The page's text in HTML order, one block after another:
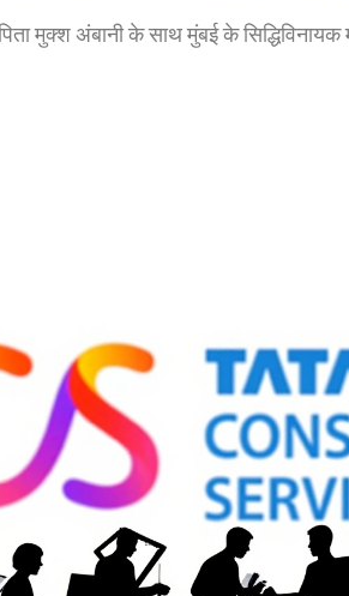
मुक्श अंबानी के साथ मुंबई के सिद्धिविनायक